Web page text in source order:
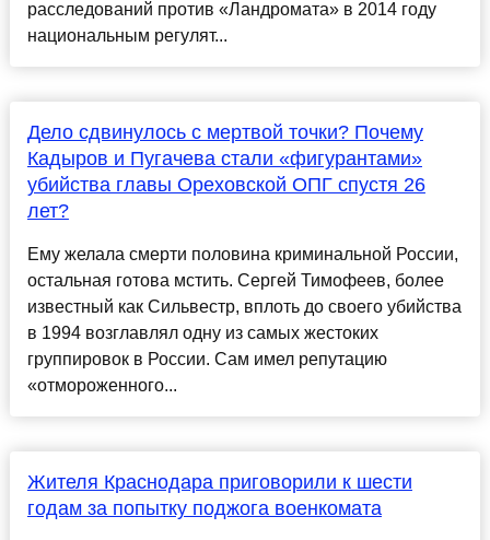
расследований против «Ландромата» в 2014 году
национальным регулят...
Дело сдвинулось с мертвой точки? Почему
Кадыров и Пугачева стали «фигурантами»
убийства главы Ореховской ОПГ спустя 26
лет?
Ему желала смерти половина криминальной России,
остальная готова мстить. Сергей Тимофеев, более
известный как Сильвестр, вплоть до своего убийства
в 1994 возглавлял одну из самых жестоких
группировок в России. Сам имел репутацию
«отмороженного...
Жителя Краснодара приговорили к шести
годам за попытку поджога военкомата